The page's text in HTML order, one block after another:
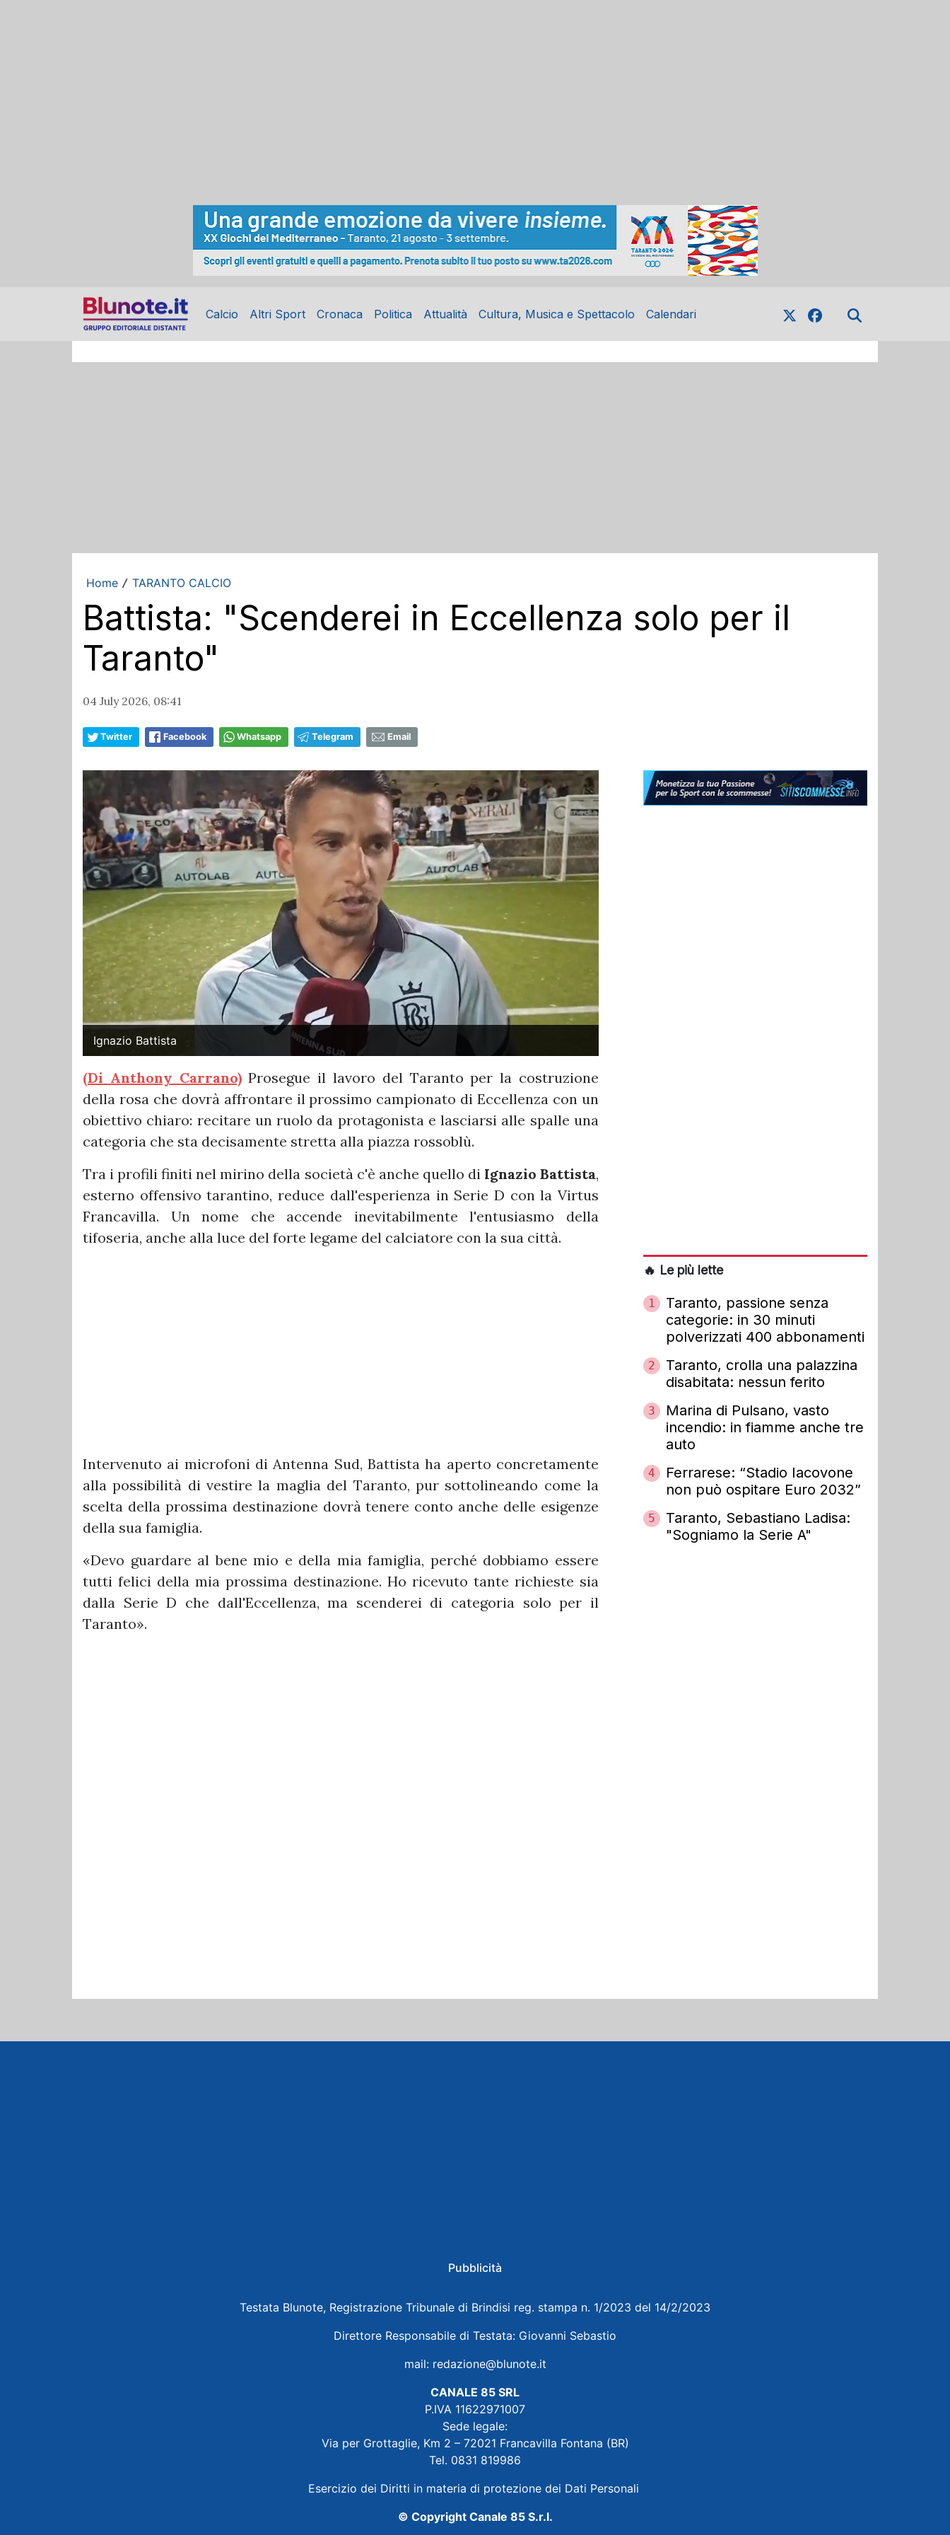
Calcio Altri Sport Cronaca Politica Attualità Cultura, Musica e Spettacolo Calendari
Home / TARANTO CALCIO
Battista: "Scenderei in Eccellenza solo per il
Taranto"
04 July 2026, 08:41
Twitter Facebook Whatsapp Telegram Email
Ignazio Battista
(Di Anthony Carrano)Prosegue il lavoro del Taranto per la costruzione
della rosa che dovrà affrontare il prossimo campionato di Eccellenza con un
obiettivo chiaro: recitare un ruolo da protagonista e lasciarsi alle spalle una
categoria che sta decisamente stretta alla piazza rossoblù.
Tra i profili finiti nel mirino della società c'è anche quello di Ignazio Battista,
esterno offensivo tarantino, reduce dall'esperienza in Serie D con la Virtus
Francavilla. Un nome che accende inevitabilmente l'entusiasmo della
tifoseria, anche alla luce del forte legame del calciatore con la sua città.
Intervenuto ai microfoni di Antenna Sud, Battista ha aperto concretamente
alla possibilità di vestire la maglia del Taranto, pur sottolineando come la
scelta della prossima destinazione dovrà tenere conto anche delle esigenze
della sua famiglia.
«Devo guardare al bene mio e della mia famiglia, perché dobbiamo essere
tutti felici della mia prossima destinazione. Ho ricevuto tante richieste sia
dalla Serie D che dall'Eccellenza, ma scenderei di categoria solo per il
Taranto».
🔥 Le più lette
1
Taranto, passione senza
categorie: in 30 minuti
polverizzati 400 abbonamenti
2
Taranto, crolla una palazzina
disabitata: nessun ferito
3
Marina di Pulsano, vasto
incendio: in fiamme anche tre
auto
4
Ferrarese: “Stadio Iacovone
non può ospitare Euro 2032”
5
Taranto, Sebastiano Ladisa:
"Sogniamo la Serie A"
Pubblicità
Testata Blunote, Registrazione Tribunale di Brindisi reg. stampa n. 1/2023 del 14/2/2023
Direttore Responsabile di Testata: Giovanni Sebastio
mail: redazione@blunote.it
CANALE 85 SRL
P.IVA 11622971007
Sede legale:
Via per Grottaglie, Km 2 – 72021 Francavilla Fontana (BR)
Tel. 0831 819986
Esercizio dei Diritti in materia di protezione dei Dati Personali
© Copyright Canale 85 S.r.l.